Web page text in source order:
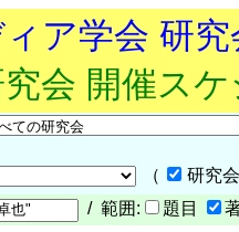
ア学会 研
会 開催ス
（
研究
/ 範囲: 題目